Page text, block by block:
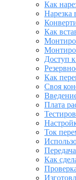
Как
Нарезка
Как
Доступ
Как
Своя
Плата
Ток
Как